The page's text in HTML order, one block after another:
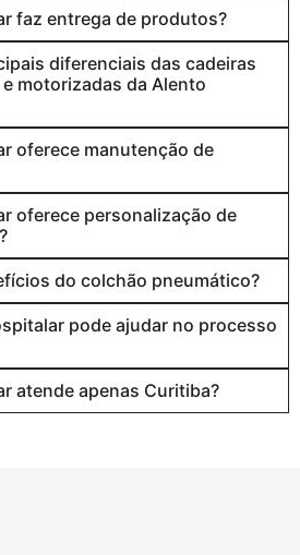
faz entrega de produtos?
diferenciais das cadeiras
motorizadas da Alento
oferece manutenção de
oferece personalização de
do colchão pneumático?
pode ajudar no processo
atende apenas Curitiba?